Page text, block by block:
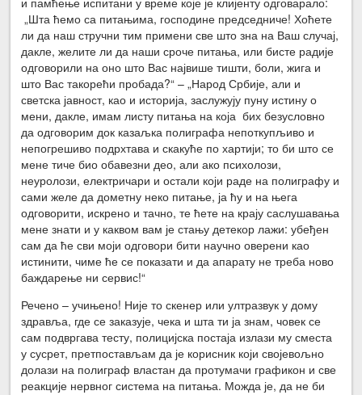
„Шта ћемо са питањима, господине председниче! Хоћете
ли да наш стручни тим примени све што зна на Ваш случај,
дакле, желите ли да наши сроче питања, или бисте радије
одговорили на оно што Вас највише тишти, боли, жига и
што Вас такорећи пробада?“ – „Народ Србије, али и
светска јавност, као и историја, заслужују пуну истину о
мени, дакле, имам листу питања на која бих безусловно
да одговорим док казаљка полиграфа непоткупљиво и
непогрешиво подрхтава и скакуће по хартији; то би што се
мене тиче био обавезни део, али ако психолози,
неуролози, електричари и остали који раде на полиграфу и
сами желе да дометну неко питање, ја ћу и на њега
одговорити, искрено и тачно, те ћете на крају саслушавања
мене знати и у каквом вам је стању детекор лажи: убеђен
сам да ће сви моји одговори бити научно оверени као
истинити, чиме ће се показати и да апарату не треба ново
баждарење ни сервис!“
Речено – учињено! Није то скенер или ултразвук у дому
здравља, где се заказује, чека и шта ти ја знам, човек се
сам подвргава тесту, полицијска постаја излази му сместа
у сусрет, претпостављам да је корисник који својевољно
долази на полиграф властан да протумачи графикон и све
реакције нервног система на питања. Можда је, да не би